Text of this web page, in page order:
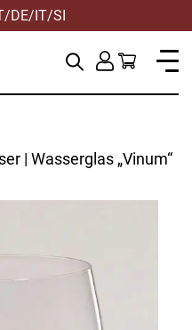
DE/IT/SI
| Wasserglas „Vinum“